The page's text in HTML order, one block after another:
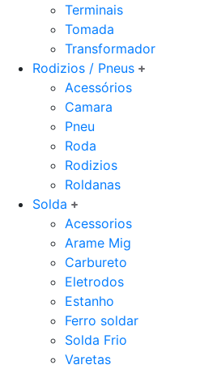
Terminais
Tomada
Transformador
Rodizios / Pneus
Acessórios
Camara
Pneu
Roda
Rodizios
Roldanas
Solda
Acessorios
Arame Mig
Carbureto
Eletrodos
Estanho
Ferro soldar
Solda Frio
Varetas